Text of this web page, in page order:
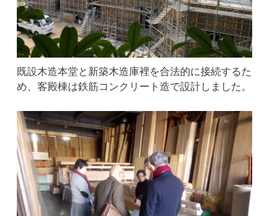
既設木造本堂と新築木造庫裡を合法的に接続するた
め、客殿棟は鉄筋コンクリート造で設計しました。